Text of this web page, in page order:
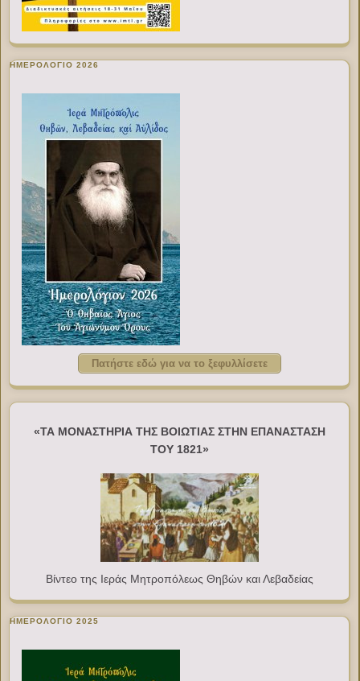
ΗΜΕΡΟΛΟΓΙΟ 2026
Πατήστε εδώ για να το ξεφυλλίσετε
«ΤΑ ΜΟΝΑΣΤΗΡΙΑ ΤΗΣ ΒΟΙΩΤΙΑΣ ΣΤΗΝ ΕΠΑΝΑΣΤΑΣΗ
ΤΟΥ 1821»
Βίντεο της Ιεράς Μητροπόλεως Θηβών και Λεβαδείας
ΗΜΕΡΟΛΟΓΙΟ 2025